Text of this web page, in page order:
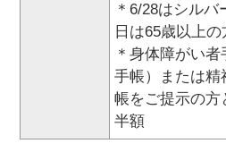
＊6/28はシル
日は65歳以上の
＊身体障がい
手帳）または精
帳をご提示の方
半額